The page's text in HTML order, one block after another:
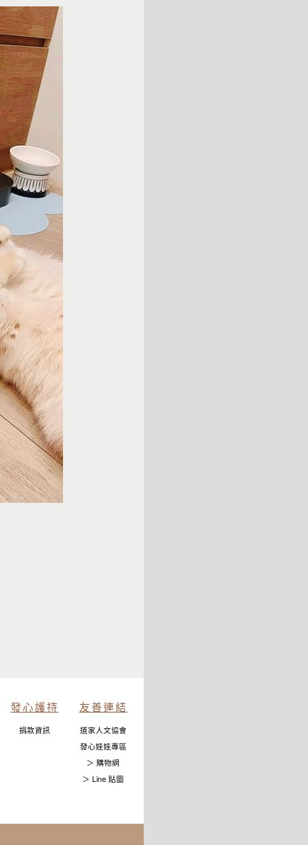
發心護持
捐款資訊
友善連結
道家人文協會
發心娃娃專區
＞ 購物網
＞ Line 貼圖